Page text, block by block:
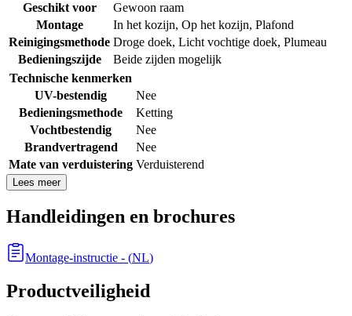
Geschikt voor
Gewoon raam
Montage
In het kozijn, Op het kozijn, Plafond
Reinigingsmethode Droge doek, Licht vochtige doek, Plumeau
Bedieningszijde
Beide zijden mogelijk
Technische kenmerken
UV-bestendig
Nee
Bedieningsmethode
Ketting
Vochtbestendig
Nee
Brandvertragend
Nee
Mate van verduistering Verduisterend
Lees meer
Handleidingen en brochures
Montage-instructie - (NL)
Productveiligheid